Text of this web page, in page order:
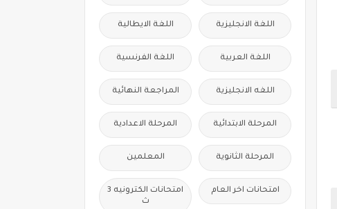
اللغة الانجليزية اللغة الايطالية
اللغة العربية اللغة الفرنسية
اللغه الانجليزية المراجعة النهائية
المرحلة الابتدائية المرحلة الاعدادية
المرحلة الثانوية المعلمين
امتحانات اخر العام
امتحانات الكترونيه 3
ث